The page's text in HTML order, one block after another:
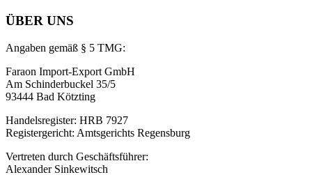
ÜBER UNS
Angaben gemäß § 5 TMG:
Faraon Import-Export GmbH
Am Schinderbuckel 35/5
93444 Bad Kötzting
Handelsregister: HRB 7927
Registergericht: Amtsgerichts Regensburg
Vertreten durch Geschäftsführer:
Alexander Sinkewitsch